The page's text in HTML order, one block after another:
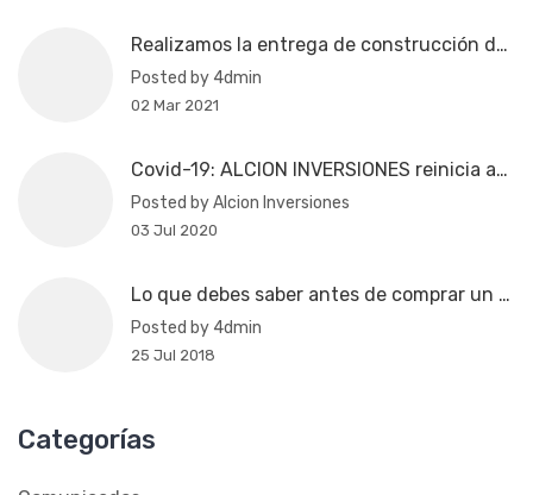
Realizamos la entrega de construcción del Edificio Alcion V
Posted by 4dmin
02 Mar 2021
Covid-19: ALCION INVERSIONES reinicia actividades de construcción del Edificio Alcion V
Posted by Alcion Inversiones
03 Jul 2020
Lo que debes saber antes de comprar un departamento
Posted by 4dmin
25 Jul 2018
Categorías